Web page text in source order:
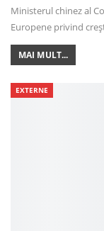
Ministerul chinez al
Europene privind
MAI MULT...
EXTERNE